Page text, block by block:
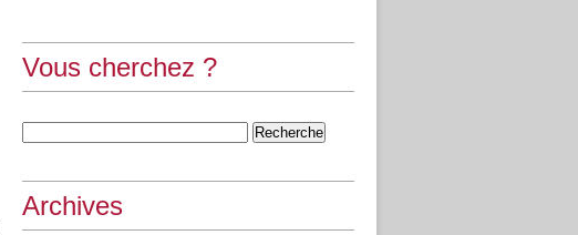
Vous cherchez ?
Archives